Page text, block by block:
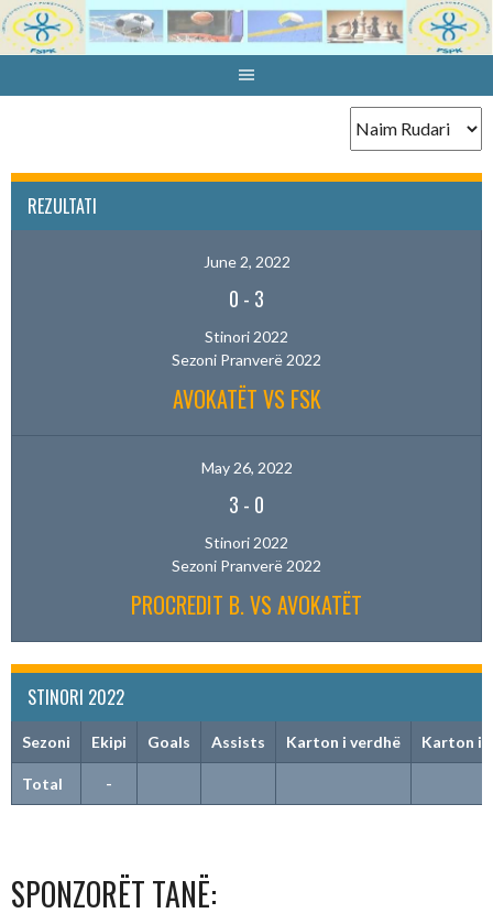
Skip
to
REZULTATI
June 2, 2022
0 - 3
Stinori 2022
Sezoni Pranverë 2022
AVOKATËT VS FSK
May 26, 2022
3 - 0
Stinori 2022
Sezoni Pranverë 2022
PROCREDIT B. VS AVOKATËT
STINORI 2022
Sezoni Ekipi Goals Assists Karton i verdhë Karton i
Total -
SPONZORËT TANË: